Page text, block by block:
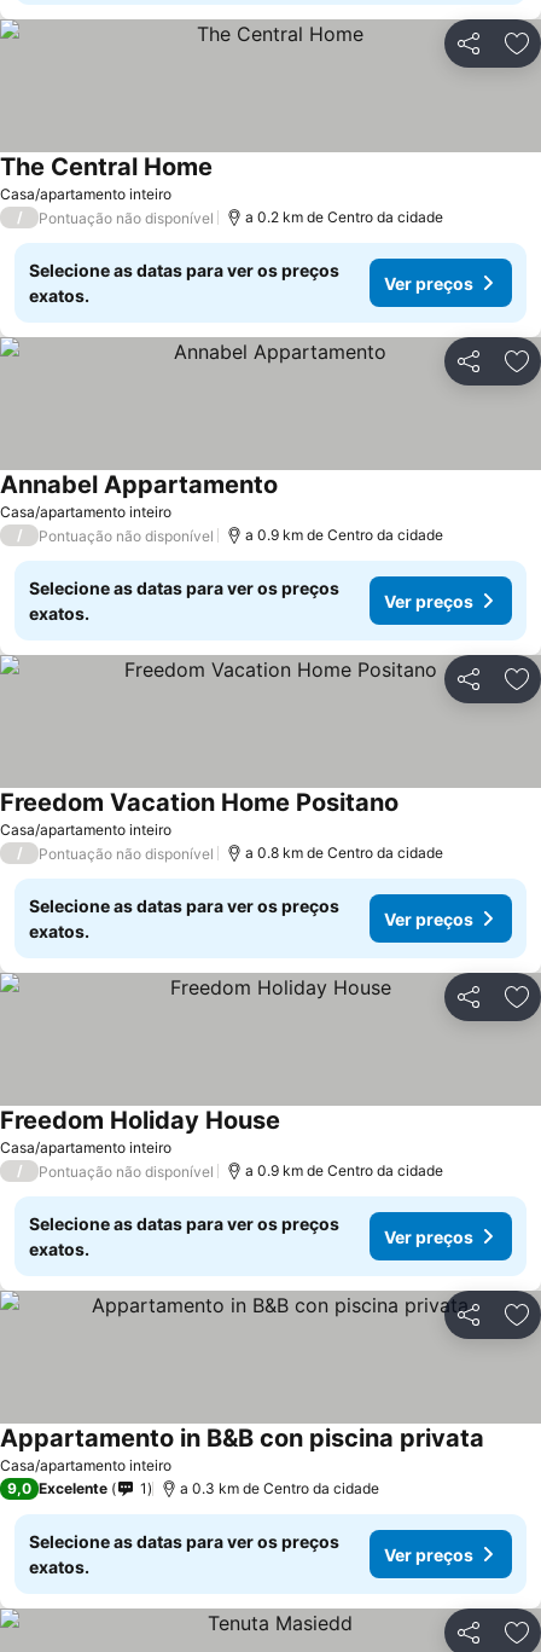
Partilhar
Casa/apartamento inteiro
The Central Home
/ Pontuação não disponível a 0.2 km de Centro da cidade
Selecione as datas para ver os preços
exatos.
Ver preços
Partilhar
Casa/apartamento inteiro
Annabel Appartamento
/ Pontuação não disponível a 0.9 km de Centro da cidade
Selecione as datas para ver os preços
exatos.
Ver preços
Partilhar
Casa/apartamento inteiro
Freedom Vacation Home Positano
/ Pontuação não disponível a 0.8 km de Centro da cidade
Selecione as datas para ver os preços
exatos.
Ver preços
Partilhar
Casa/apartamento inteiro
Freedom Holiday House
/ Pontuação não disponível a 0.9 km de Centro da cidade
Selecione as datas para ver os preços
exatos.
Ver preços
Partilhar
Casa/apartamento inteiro
Appartamento in B&B con piscina privata
9,0 Excelente 1 a 0.3 km de Centro da cidade
Selecione as datas para ver os preços
exatos.
Ver preços
Partilhar